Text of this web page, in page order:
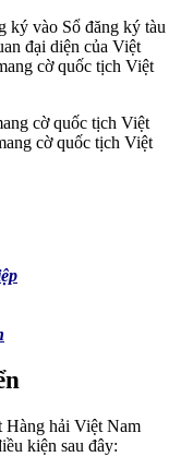
ký vào Sổ đăng ký tàu
đại diện của Việt
cờ quốc tịch Việt
cờ quốc tịch Việt
cờ quốc tịch Việt
hải Việt Nam
kiện sau đây: